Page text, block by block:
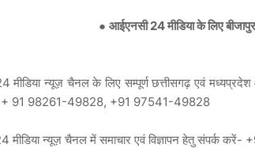
● आईएनसी 24 मीडिया के लिए बीजापुर
मीडिया न्यूज़ चैनल के लिए सम्पूर्ण छत्तीसगढ़ एवं
+ 91 98261-49828, +91 97541-49828
मीडिया न्यूज़ चैनल में समाचार एवं विज्ञापन हेतु संपर्क